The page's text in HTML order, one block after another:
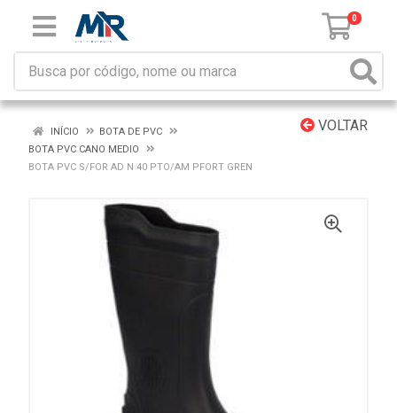
0
VOLTAR
INÍCIO
BOTA DE PVC
BOTA PVC CANO MEDIO
BOTA PVC S/FOR AD N 40 PTO/AM PFORT GREN